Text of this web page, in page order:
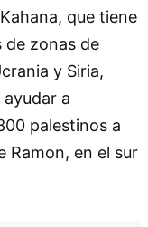
que tiene
de zonas de
y Siria,
a
palestinos a
Ramon, en el sur